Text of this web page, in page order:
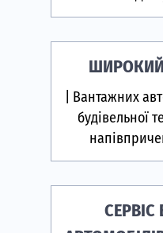
| Вантажних
будівельної